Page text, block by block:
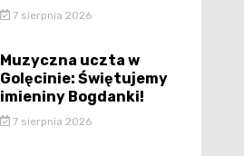
7 sierpnia 2026
Muzyczna uczta w
Golęcinie: Świętujemy
imieniny Bogdanki!
7 sierpnia 2026